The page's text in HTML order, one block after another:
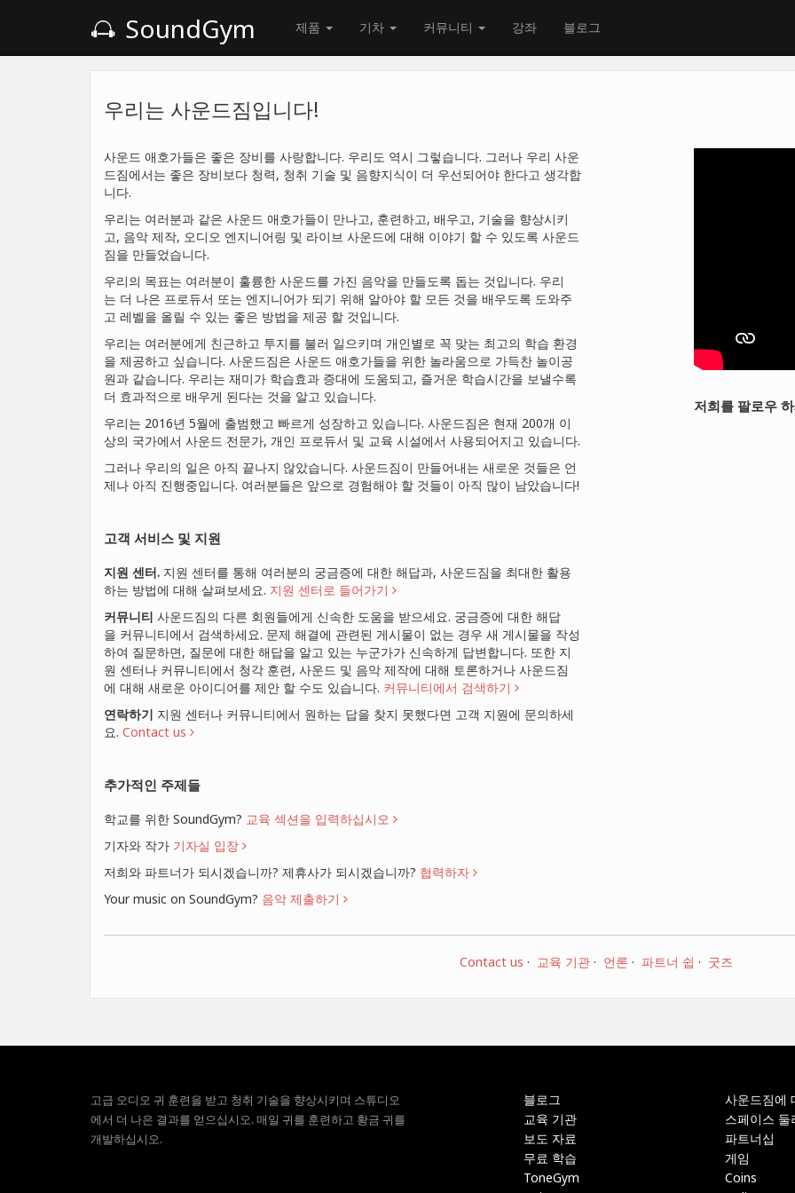
SoundGym 제품 기차 커뮤니티 강좌 블로그
우리는 사운드짐입니다!
사운드 애호가들은 좋은 장비를 사랑합니다. 우리도 역시 그렇습니다. 그러나 우리 사운
드짐에서는 좋은 장비보다 청력, 청취 기술 및 음향지식이 더 우선되어야 한다고 생각합
니다.
우리는 여러분과 같은 사운드 애호가들이 만나고, 훈련하고, 배우고, 기술을 향상시키
고, 음악 제작, 오디오 엔지니어링 및 라이브 사운드에 대해 이야기 할 수 있도록 사운드
짐을 만들었습니다.
우리의 목표는 여러분이 훌륭한 사운드를 가진 음악을 만들도록 돕는 것입니다. 우리
는 더 나은 프로듀서 또는 엔지니어가 되기 위해 알아야 할 모든 것을 배우도록 도와주
고 레벨을 올릴 수 있는 좋은 방법을 제공 할 것입니다.
우리는 여러분에게 친근하고 투지를 불러 일으키며 개인별로 꼭 맞는 최고의 학습 환경
을 제공하고 싶습니다. 사운드짐은 사운드 애호가들을 위한 놀라움으로 가득찬 놀이공
원과 같습니다. 우리는 재미가 학습효과 증대에 도움되고, 즐거운 학습시간을 보낼수록
더 효과적으로 배우게 된다는 것을 알고 있습니다.
우리는 2016년 5월에 출범했고 빠르게 성장하고 있습니다. 사운드짐은 현재 200개 이
상의 국가에서 사운드 전문가, 개인 프로듀서 및 교육 시설에서 사용되어지고 있습니다.
그러나 우리의 일은 아직 끝나지 않았습니다. 사운드짐이 만들어내는 새로운 것들은 언
제나 아직 진행중입니다. 여러분들은 앞으로 경험해야 할 것들이 아직 많이 남았습니다!
고객 서비스 및 지원
지원 센터. 지원 센터를 통해 여러분의 궁금증에 대한 해답과, 사운드짐을 최대한 활용
하는 방법에 대해 살펴보세요. 지원 센터로 들어가기
커뮤니티 사운드짐의 다른 회원들에게 신속한 도움을 받으세요. 궁금증에 대한 해답
을 커뮤니티에서 검색하세요. 문제 해결에 관련된 게시물이 없는 경우 새 게시물을 작성
하여 질문하면, 질문에 대한 해답을 알고 있는 누군가가 신속하게 답변합니다. 또한 지
원 센터나 커뮤니티에서 청각 훈련, 사운드 및 음악 제작에 대해 토론하거나 사운드짐
에 대해 새로운 아이디어를 제안 할 수도 있습니다. 커뮤니티에서 검색하기
연락하기 지원 센터나 커뮤니티에서 원하는 답을 찾지 못했다면 고객 지원에 문의하세
요. Contact us
추가적인 주제들
학교를 위한 SoundGym? 교육 섹션을 입력하십시오
기자와 작가 기자실 입장
저희와 파트너가 되시겠습니까? 제휴사가 되시겠습니까? 협력하자
Your music on SoundGym? 음악 제출하기
저희를 팔로우
Contact us · 교육 기관 · 언론 · 파트너 쉽 · 굿즈
고급 오디오 귀 훈련을 받고 청취 기술을 향상시키며 스튜디오
에서 더 나은 결과를 얻으십시오. 매일 귀를 훈련하고 황금 귀를
개발하십시오.
블로그
교육 기관
보도 자료
무료 학습
ToneGym
사운드짐에
스페이스 둘
파트너십
게임
Coins